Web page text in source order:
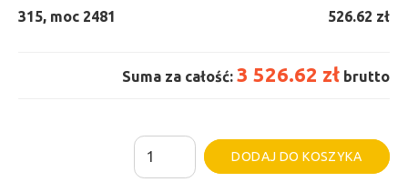
315, moc 2481
526.62 zł
Suma za całość: 3 526.62 zł brutto
ilość
Grzejnik
DODAJ DO KOSZYKA